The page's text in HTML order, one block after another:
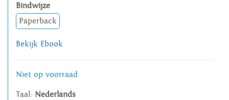
Bindwijze
Paperback
Bekijk Ebook
Niet op voorraad
Taal: Nederlands